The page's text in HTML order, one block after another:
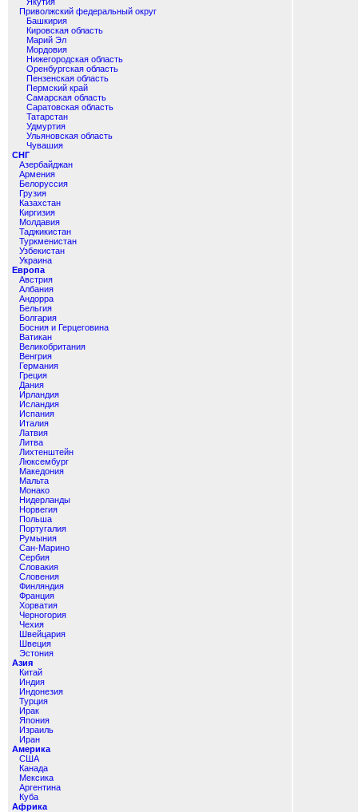
Приволжский федеральный округ
Башкирия
Кировская область
Марий Эл
Мордовия
Нижегородская область
Оренбургская область
Пензенская область
Пермский край
Самарская область
Саратовская область
Татарстан
Удмуртия
Ульяновская область
Чувашия
СНГ
Азербайджан
Армения
Белоруссия
Грузия
Казахстан
Киргизия
Молдавия
Таджикистан
Туркменистан
Узбекистан
Украина
Европа
Австрия
Албания
Андорра
Бельгия
Болгария
Босния и Герцеговина
Ватикан
Великобритания
Венгрия
Германия
Греция
Дания
Ирландия
Исландия
Испания
Италия
Латвия
Литва
Лихтенштейн
Люксембург
Македония
Мальта
Монако
Нидерланды
Норвегия
Польша
Португалия
Румыния
Сан-Марино
Сербия
Словакия
Словения
Финляндия
Франция
Хорватия
Черногория
Чехия
Швейцария
Швеция
Эстония
Азия
Китай
Индия
Индонезия
Турция
Ирак
Япония
Израиль
Иран
Америка
США
Канада
Мексика
Аргентина
Куба
Африка